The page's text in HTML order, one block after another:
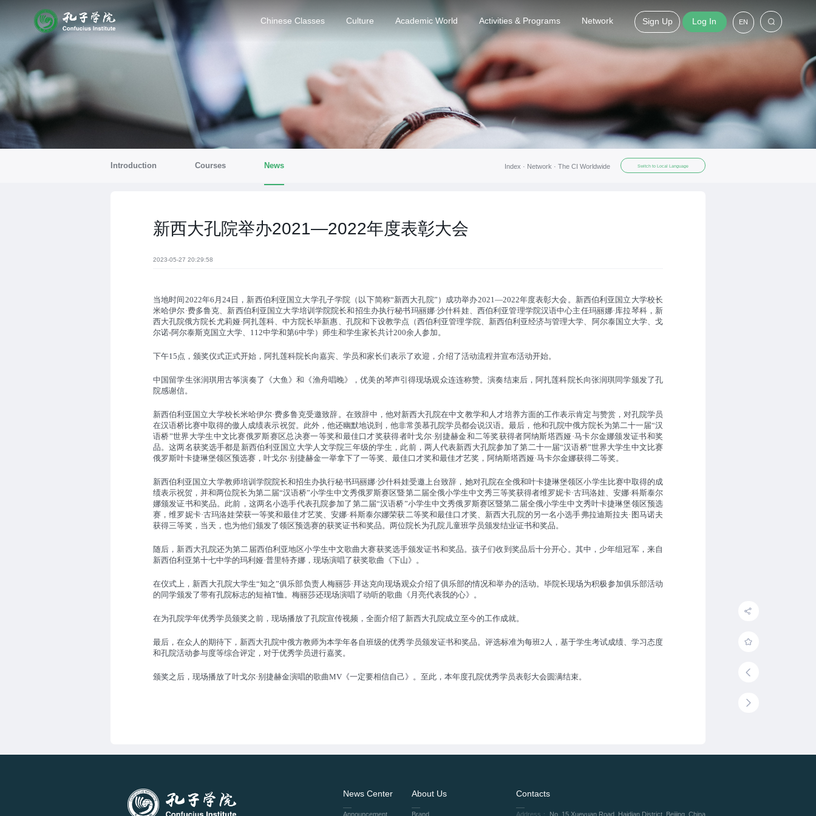
Chinese Classes Culture Academic World Activities & Programs Network Sign Up Log In EN
Introduction Courses News Index · Network ·The CI Worldwide Switch to Local Language
新西大孔院举办2021—2022年度表彰大会
2023-05-27 20:29:58
当地时间 2022年6月24日，新西伯利亚国立大学孔子学院（以下简称“新西大孔院”）成功举办2021—2022年度表彰大会。新西伯利亚国立大学校长
米哈伊尔·费多鲁克、新西伯利亚国立大学培训学院院长和招生办执行秘书玛丽娜·沙什科娃、西伯利亚管理学院汉语中心主任玛丽娜·库拉琴科， 新
西大孔院俄方院长尤莉娅·阿扎莲科、中方院长毕新惠、孔院和下设教学点（西伯利亚管理学院、新西伯利亚经济与管理大学、阿尔泰国立大学、戈
尔诺-阿尔泰斯克国立大学、112中学和第6中学）师生和学生家长共计200余人参加。‍
下午15点，颁奖仪式正式开始，阿扎莲科院长向嘉宾、学员和家长们表示了欢迎，介绍了活动流程并宣布活动开始。‍
中国留学生张润琪用古筝演奏了《大鱼》和《渔舟唱晚》，优美的琴声引得现场观众连连称赞。演奏结束后，阿扎莲科院长向张润琪同学颁发了孔
院感谢信。
新西伯利亚国立大学校长米哈伊尔·费多鲁克受邀致辞。 在致辞中，他对新西大孔院在中文教学和人才培养方面的工作表示肯定与赞赏，对孔院学员
在汉语桥比赛中取得的傲人成绩表示祝贺。此外，他还幽默地说到，他非常羡慕孔院学员都会说汉语。最后，他和孔院中俄方院长为第二十一届“汉
语桥”世界大学生中文比赛俄罗斯赛区总决赛一等奖和最佳口才奖获得者叶戈尔·别捷赫金和二等奖获得者阿纳斯塔西娅·马卡尔金娜颁发证书和奖
品。这两名获奖选手都是新西伯利亚国立大学人文学院三年级的学生，此前，两人代表新西大孔院参加了第二十一届“汉语桥”世界大学生中文比赛
俄罗斯叶卡捷琳堡领区预选赛，叶戈尔·别捷赫金一举拿下了一等奖、最佳口才奖和最佳才艺奖，阿纳斯塔西娅·马卡尔金娜获得二等奖。‍
新西伯利亚国立大学教师培训学院院长和招生办执行秘书玛丽娜·沙什科娃受邀上台致辞，她对孔院在全俄和叶卡捷琳堡领区小学生比赛中取得的成
绩表示祝贺，并和两位院长为第二届“汉语桥”小学生中文秀俄罗斯赛区暨第二届全俄小学生中文秀三等奖获得者维罗妮卡·古玛洛娃、安娜·科斯泰尔
娜颁发证书和奖品。此前，这两名小选手代表孔院参加了第二届“汉语桥”小学生中文秀俄罗斯赛区暨第二届全俄小学生中文秀叶卡捷琳堡领区预选
赛，维罗妮卡·古玛洛娃荣获一等奖和最佳才艺奖、安娜·科斯泰尔娜荣获二等奖和最佳口才奖、新西大孔院的另一名小选手弗拉迪斯拉夫·图马诺夫
获得三等奖， 当 天，也为他们颁发了领区预选赛的获奖证书和奖品。两位院长为孔院儿童班学员颁发结业证书和奖品。
随后，新西大孔院还为第二届西伯利亚地区小学生中文歌曲大赛获奖选手颁发证书和奖品。孩子们收到奖品后十分开心。其中，少年组冠军，来自
新西伯利亚第十七中学的玛利娅·普里特齐娜，现场演唱了获奖歌曲《下山》。‍
在仪式上，新西大孔院大学生“知之”俱乐部负责人梅丽莎·拜达克向现场观众介绍了俱乐部的情况和举办的活动。毕院长现场为积极参加俱乐部活动
的同学颁发了带有孔院标志的短袖T恤。梅丽莎还现场演唱了动听的歌曲《月亮代表我的心》。‍
在为孔院学年优秀学员颁奖之前， 现场播放了孔院宣传视频，全面介绍了新西大孔院成立至今的工作成就。
最后，在众人的期待下，新西大孔院中俄方教师为本学年各自班级的优秀学员颁发证书和奖品。评选标准为每班2人，基于学生考试成绩、学习态度
和孔院活动参与度等综合评定，对于优秀学员进行嘉奖。‍
颁奖之后，现场播放了叶戈尔·别捷赫金演唱的歌曲MV《一定要相信自己》。至此，本年度孔院优秀学员表彰大会圆满结束。‍
News Center
Announcement
About Us
Brand
Contacts
Address： No. 15 Xueyuan Road, Haidian District, Beijing, China